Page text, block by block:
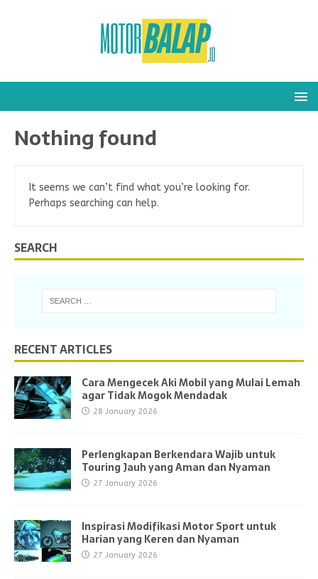
Nothing found
It seems we can’t find what you’re looking for.
Perhaps searching can help.
SEARCH
RECENT ARTICLES
Cara Mengecek Aki Mobil yang Mulai Lemah
agar Tidak Mogok Mendadak
28 January 2026
Perlengkapan Berkendara Wajib untuk
Touring Jauh yang Aman dan Nyaman
27 January 2026
Inspirasi Modifikasi Motor Sport untuk
Harian yang Keren dan Nyaman
27 January 2026